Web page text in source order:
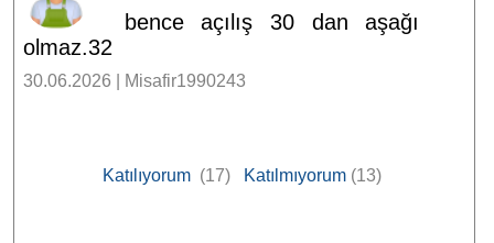
bence açılış 30 dan aşağı
olmaz.32
30.06.2026 | Misafir1990243
Katılıyorum (17) Katılmıyorum (13)